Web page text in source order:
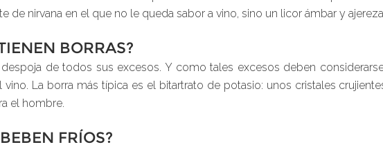
de nirvana en el que no le queda sabor a vino, sino un licor ámbar y
BORRAS?
de todos sus excesos. Y como tales excesos deben
La borra más típica es el bitartrato de potasio: unos cristales
el hombre.
FRÍOS?